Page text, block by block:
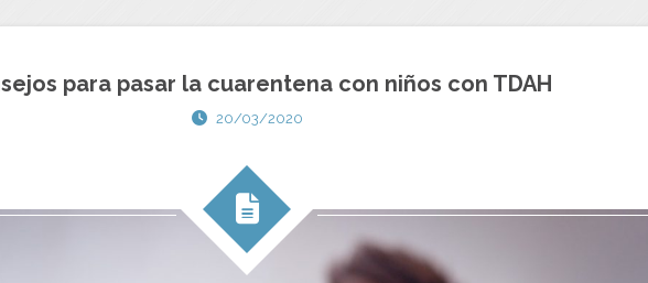
para pasar la cuarentena con niños con TDAH
20/03/2020